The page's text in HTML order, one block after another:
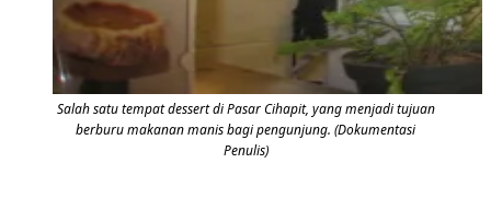
Salah satu tempat dessert di Pasar Cihapit, yang menjadi tujuan
berburu makanan manis bagi pengunjung. (Dokumentasi
Penulis)